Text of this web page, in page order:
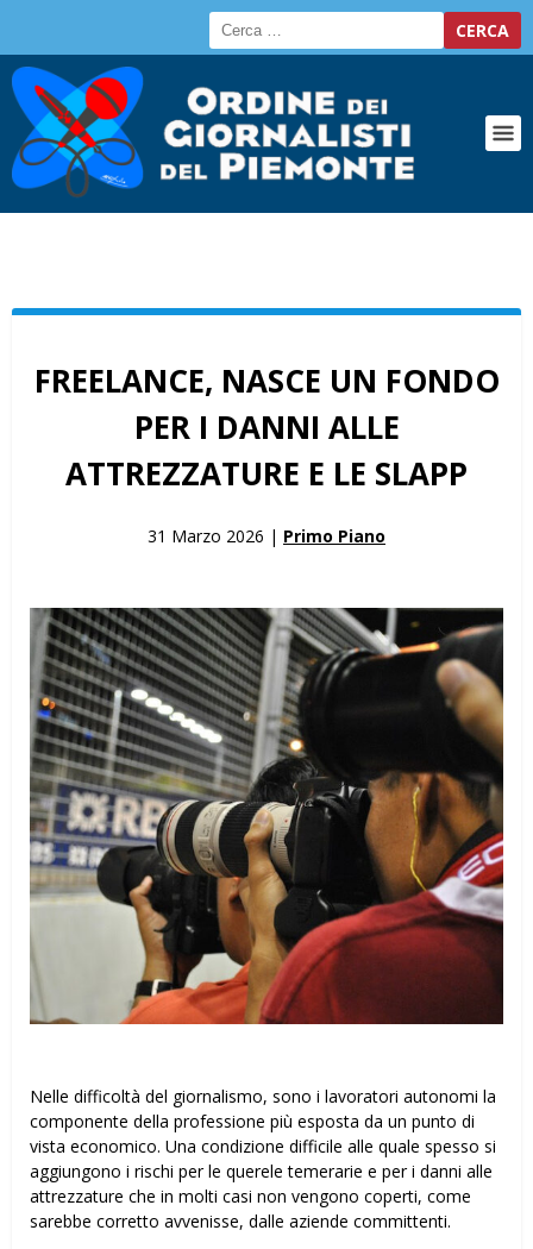
FREELANCE, NASCE UN FONDO
PER I DANNI ALLE
ATTREZZATURE E LE SLAPP
31 Marzo 2026 | Primo Piano
Nelle difficoltà del giornalismo, sono i lavoratori autonomi la
componente della professione più esposta da un punto di
vista economico. Una condizione difficile alle quale spesso si
aggiungono i rischi per le querele temerarie e per i danni alle
attrezzature che in molti casi non vengono coperti, come
sarebbe corretto avvenisse, dalle aziende committenti.